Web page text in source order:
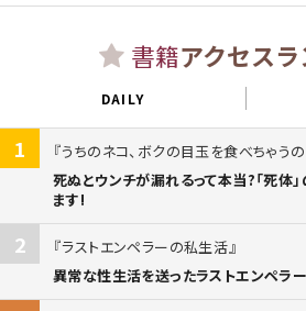
書籍アクセス
DAILY
1
うちのネコ、ボクの目玉を食べちゃう
死ぬとウンチが漏れるって本当?「死体
ます!
2
ラストエンペラーの私生活
異常な性生活を送ったラストエンペラー